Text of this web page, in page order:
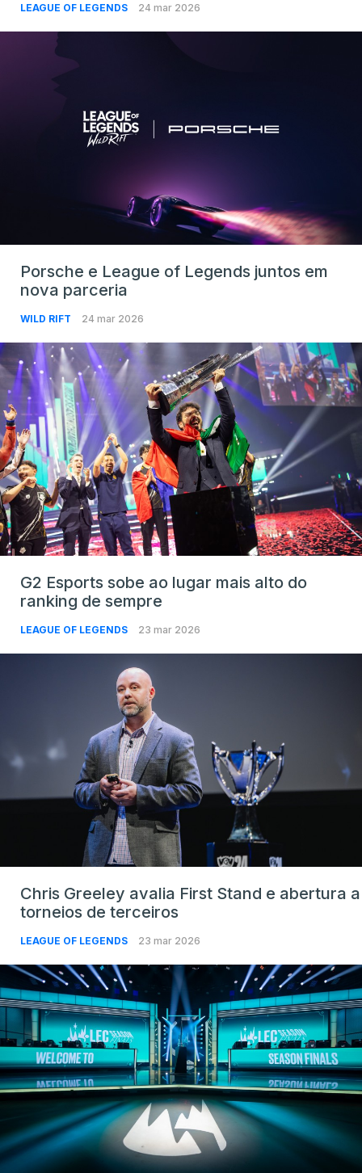
LEAGUE OF LEGENDS 24 mar 2026
Porsche e League of Legends juntos em
nova parceria
WILD RIFT 24 mar 2026
G2 Esports sobe ao lugar mais alto do
ranking de sempre
LEAGUE OF LEGENDS 23 mar 2026
Chris Greeley avalia First Stand e abertura a
torneios de terceiros
LEAGUE OF LEGENDS 23 mar 2026